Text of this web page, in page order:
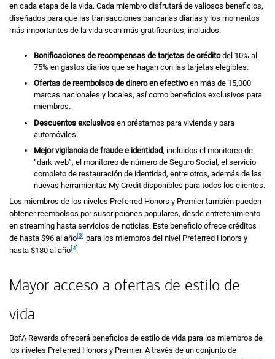
en cada etapa de la vida. Cada miembro disfrutará de valiosos beneficios,
diseñados para que las transacciones bancarias diarias y los momentos
más importantes de la vida sean más gratificantes, incluidos:
Bonificaciones de recompensas de tarjetas de créditodel diez por
10% al
75% en gastos diarios que se hagan con las tarjetas elegibles.
Ofertas de reembolsos de dinero en efectivoen más de 15,000
marcas nacionales y locales, así como beneficios exclusivos para
miembros.
Descuentos exclusivos en préstamos para vivienda y para
automóviles.
Mejor vigilancia de fraude e identidad, incluidos el monitoreo de
“dark web”, el monitoreo de número de Seguro Social, el servicio
completo de restauración de identidad, entre otros, además de las
nuevas herramientas My Credit disponibles para todos los clientes.
Los miembros de los niveles Preferred Honors y Premiertambién pueden
obtener reembolsos por suscripciones populares, desde entretenimiento
en streaming hasta servicios de noticias. Este beneficio ofrece créditos
de hasta noventa y seis dólares
$96 al año[3] para los miembros del nivel Preferred Honors y
hasta ciento ochenta dólares
$180 al año[4]
Mayor acceso a ofertas de estilo de
vida
B of A
BofA Rewards ofrecerá beneficios de estilo de vida para los miembros de
los niveles Preferred Honors y Premier. A través de un conjunto de